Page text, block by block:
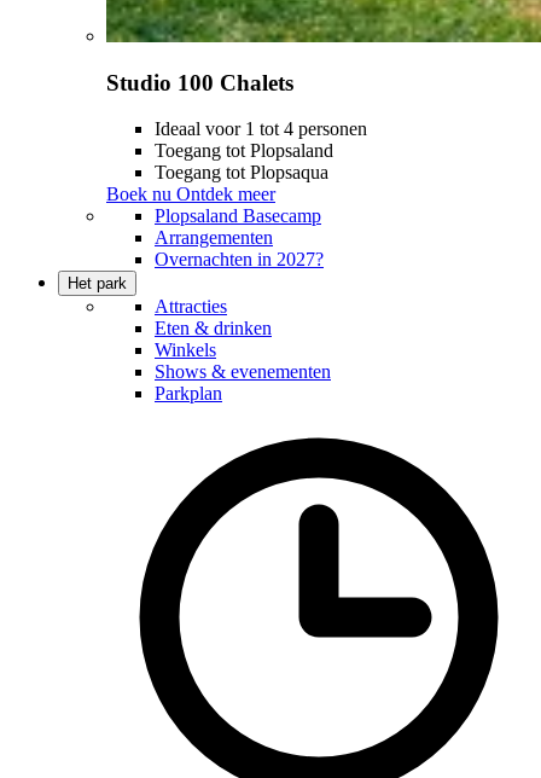
Studio 100 Chalets
Ideaal voor 1 tot 4 personen
Toegang tot Plopsaland
Toegang tot Plopsaqua
Boek nu Ontdek meer
Plopsaland Basecamp
Arrangementen
Overnachten in 2027?
Het park
Attracties
Eten & drinken
Winkels
Shows & evenementen
Parkplan